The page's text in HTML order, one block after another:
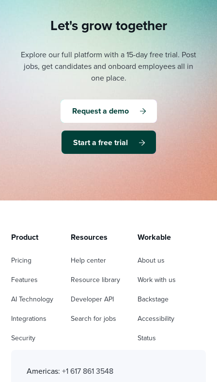
Let's grow together
Explore our full platform with a 15-day free trial. Post
jobs, get candidates and onboard employees all in
one place.
Request a demo
Start a free trial
Product
Pricing
Features
AI Technology
Integrations
Security
Resources
Help center
Resource library
Developer API
Search for jobs
Workable
About us
Work with us
Backstage
Accessibility
Status
Americas: +1 617 861 3548